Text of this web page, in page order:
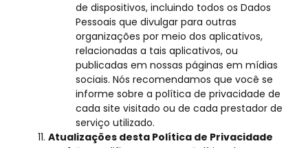
de dispositivos, incluindo todos os Dados
Pessoais que divulgar para outras
organizações por meio dos aplicativos,
relacionadas a tais aplicativos, ou
publicadas em nossas páginas em mídias
sociais. Nós recomendamos que você se
informe sobre a política de privacidade de
cada site visitado ou de cada prestador de
serviço utilizado.
Atualizações desta Política de Privacidade